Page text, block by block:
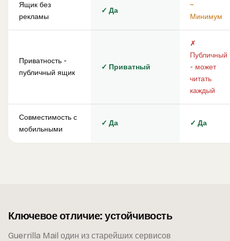
Ящик без
рекламы
✓ Да
~
Минимум
Приватность -
публичный ящик
✓ Приватный
✗
Публичный
- может
читать
каждый
Совместимость с
мобильными
✓ Да ✓ Да
Ключевое отличие: устойчивость
Guerrilla Mail один из старейших сервисов